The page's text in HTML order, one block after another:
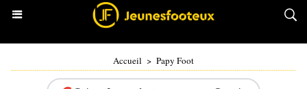
Accueil > Papy Foot